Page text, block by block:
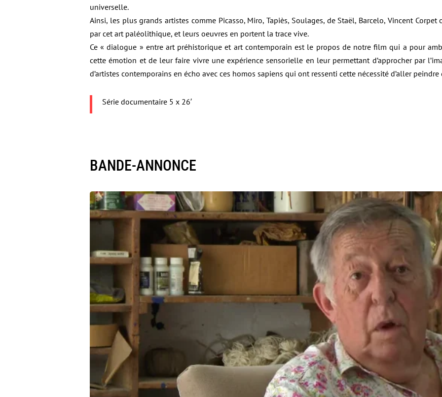
universelle.
Ainsi, les plus grands artistes comme Picasso, Miro, Tapiès, Soulages, de Staël, Barcelo, Vincent
par cet art paléolithique, et leurs oeuvres en portent la trace vive.
Ce « dialogue » entre art préhistorique et art contemporain est le propos de notre film qui a pour
cette émotion et de leur faire vivre une expérience sensorielle en leur permettant d’approcher par
d’artistes contemporains en écho avec ces homos sapiens qui ont ressenti cette nécessité d’aller
Série documentaire 5 x 26′
BANDE-ANNONCE